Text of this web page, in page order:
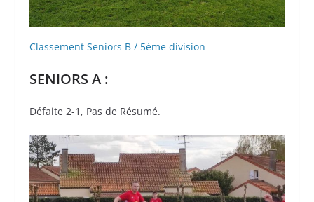
Classement Seniors B / 5ème division
SENIORS A :
Défaite 2-1, Pas de Résumé.